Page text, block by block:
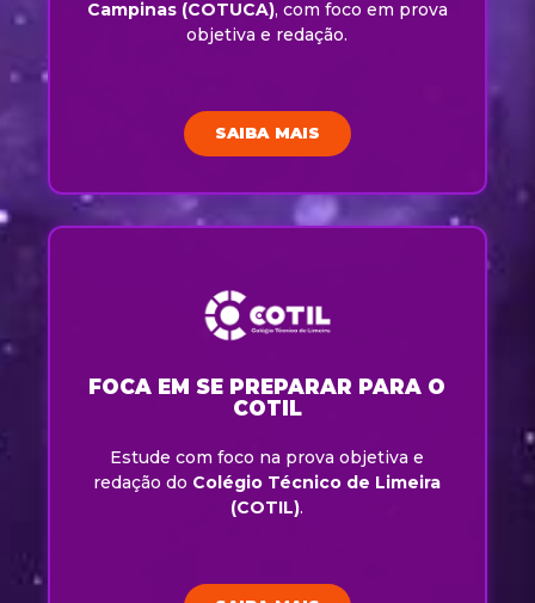
Campinas (COTUCA), com foco em prova
objetiva e redação.
SAIBA MAIS
FOCA EM SE PREPARAR PARA O
COTIL
Estude com foco na prova objetiva e
redação do Colégio Técnico de Limeira
(COTIL).